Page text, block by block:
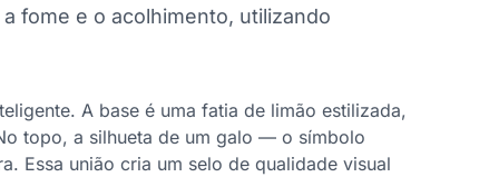
fome e o acolhimento, utilizando
A base é uma fatia de limão estilizada,
topo, a silhueta de um galo — o símbolo
Essa união cria um selo de qualidade visual